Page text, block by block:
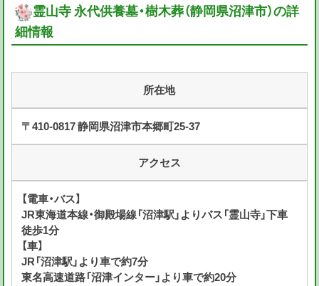
霊山寺 永代供養墓・樹木葬（静岡県沼津市）の詳
細情報
所在地
〒410-0817 静岡県沼津市本郷町25-37
アクセス
【電車・バス】
JR東海道本線・御殿場線「沼津駅」よりバス「霊山寺」下車
徒歩1分
【車】
JR「沼津駅」より車で約7分
東名高速道路「沼津インター」より車で約20分